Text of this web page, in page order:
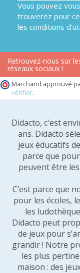
Vous pouvez
trouverez pour
les conditions
Retrouvez-nous sur
réseaux sociaux !
Marchand approuvé
vérifier.
Didacto, c'est
ans. Didacto
jeux éducatifs
parce que
peuvent être
C’est parce que
pour les écoles,
les
Didacto peut
de jeux pour
grandir ! Notre
les plus
maison : des